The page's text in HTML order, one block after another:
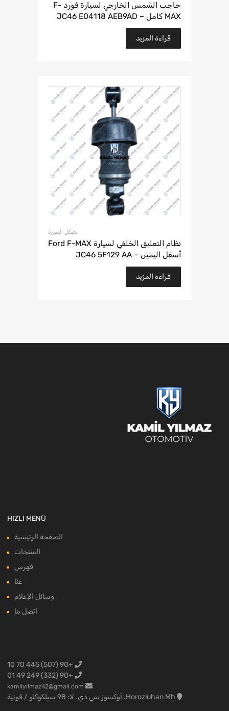
حاجب الشمس الخارجي لسيارة فورد F-
MAX كامل – JC46 E04118 AEB9AD
قراءة المزيد
هيكل السيارة
نظام التعليق الخلفي لسيارة Ford F-MAX
أسفل اليمين – JC46 5F129 AA
قراءة المزيد
HIZLI MENÜ
الصفحة الرئيسية
المنتجات
فهرس
عنّا
وسائل الإعلام
اتصل بنا
+90 (507) 445 70 10
+90 (332) 249 49 01
kamilyilmaz42@gmail.com
Horozluhan Mh. أوكسوز سي دي. لا: 98 سيلكوكلو / قونية